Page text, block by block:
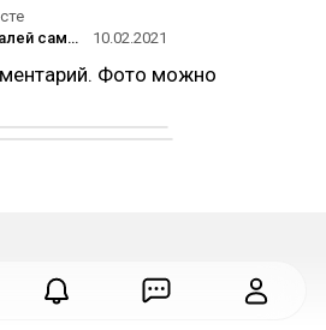
Вторая жизнь деталей самолетов
10.02.2021
Фото можно